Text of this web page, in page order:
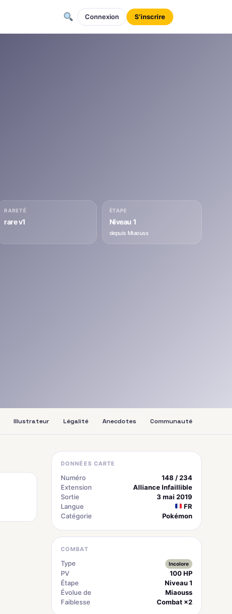
Connexion S'inscrire
RARETÉ
rare v1
ÉTAPE
Niveau 1
depuis Miaouss
Illustrateur Légalité Anecdotes Communauté
DONNÉES CARTE
Numéro
148 / 234
Extension
Alliance Infaillible
Sortie
3 mai 2019
Langue
FR
Catégorie
Pokémon
COMBAT
Type Incolore
PV
100 HP
Étape
Niveau 1
Évolue de
Miaouss
Faiblesse
Combat ×2